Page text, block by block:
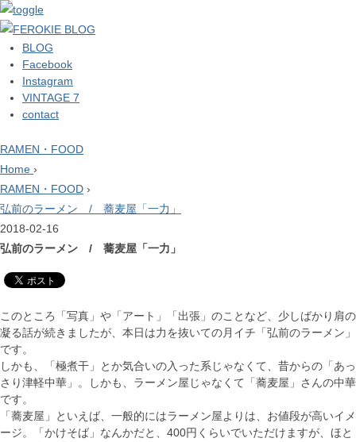
BLOG
Facebook
Instagram
VINTAGE 7
contact
RAMEN・FOOD
Home ›
RAMEN・FOOD ›
弘前のラーメン / 蕎麦屋「一力」
2018-02-16
弘前のラーメン / 蕎麦屋「一力」
このところ「写真」や「アート」「出張」のことなど、少しばかり肩の
凝る話が続きましたが、本日は力を抜いての月イチ「弘前のラーメン」
です。
しかも、「極煮干」とか気合いの入った系じゃなくて、昔からの「あっ
さり津軽中華」。しかも、ラーメン屋じゃなくて「蕎麦屋」さんの中華
です。
「蕎麦屋」といえば、一般的にはラーメン屋よりは、お値段が高いイメ
ージ。「かけそば」なんかだと、400円くらいでいただけますが、ほと